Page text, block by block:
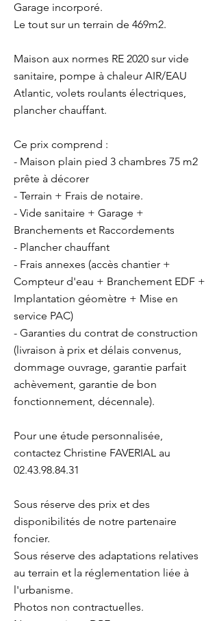
Garage incorporé.
Le tout sur un terrain de 469m2.
Maison aux normes RE 2020 sur vide
sanitaire, pompe à chaleur AIR/EAU
Atlantic, volets roulants électriques,
plancher chauffant.
Ce prix comprend :
- Maison plain pied 3 chambres 75 m2
prête à décorer
- Terrain + Frais de notaire.
- Vide sanitaire + Garage +
Branchements et Raccordements
- Plancher chauffant
- Frais annexes (accès chantier +
Compteur d'eau + Branchement EDF +
Implantation géomètre + Mise en
service PAC)
- Garanties du contrat de construction
(livraison à prix et délais convenus,
dommage ouvrage, garantie parfait
achèvement, garantie de bon
fonctionnement, décennale).
Pour une étude personnalisée,
contactez Christine FAVERIAL au
02.43.98.84.31
Sous réserve des prix et des
disponibilités de notre partenaire
foncier.
Sous réserve des adaptations relatives
au terrain et la réglementation liée à
l'urbanisme.
Photos non contractuelles.